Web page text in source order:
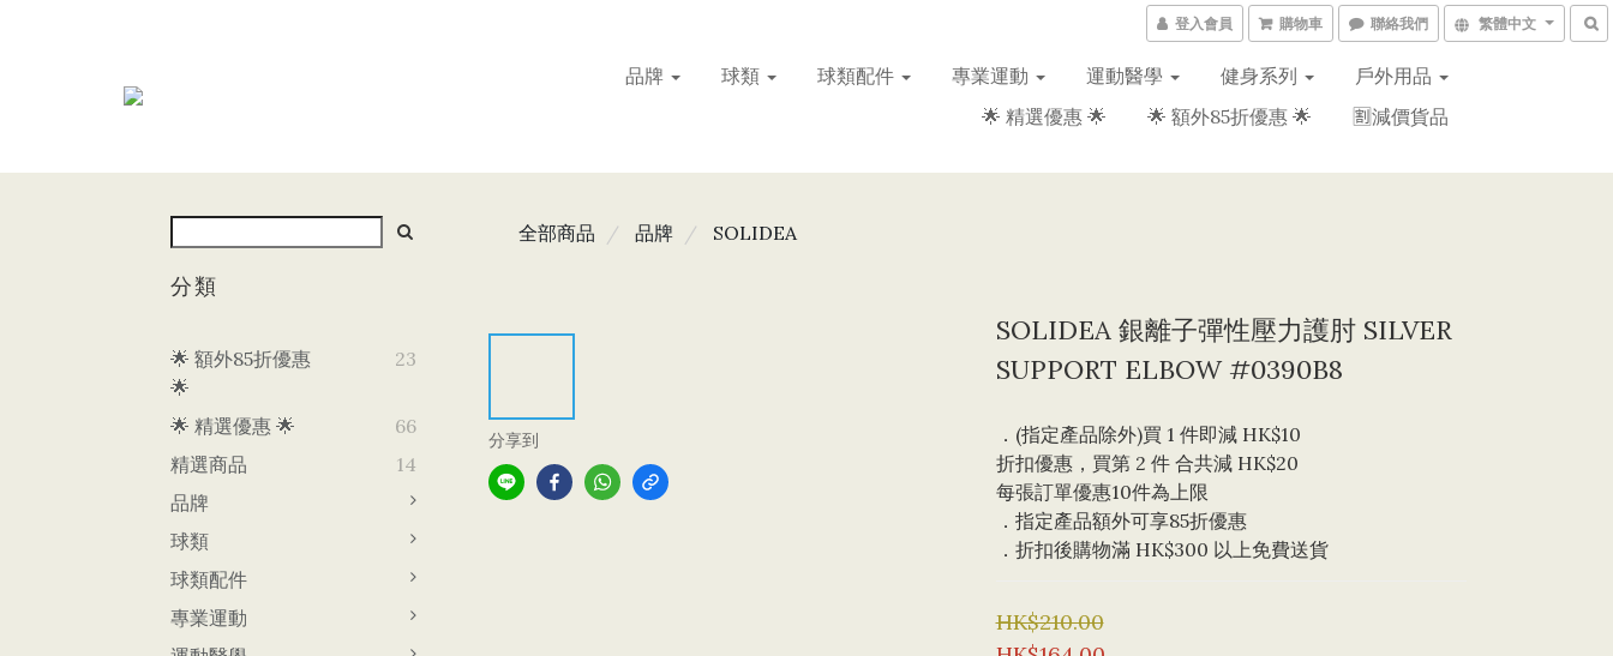
登入會員 購物車 聯絡我們 繁體中文
品牌 球類 球類配件 專業運動 運動醫學 健身系列
戶外用品
🌟 精選優惠 🌟
🌟 額外85折優惠 🌟 🈹減價貨品
分類
🌟 額外85折優惠
🌟
23
🌟 精選優惠 🌟
66
精選商品
14
品牌
球類
球類配件
專業運動
全部商品 品牌 SOLIDEA
分享到
SOLIDEA 銀離子彈性壓力護肘 SILVER
SUPPORT ELBOW #0390B8
．(指定產品除外)買 1 件即減 HK$10
折扣優惠，買第 2 件 合共減 HK$20
每張訂單優惠10件為上限
．指定產品額外可享85折優惠
．折扣後購物滿 HK$300 以上免費送貨
HK$210.00